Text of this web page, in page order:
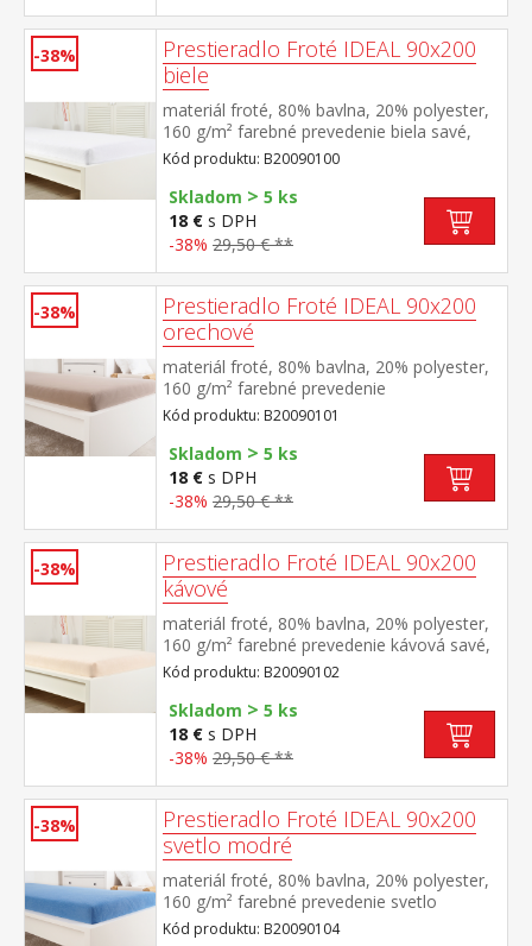
-38%
Prestieradlo Froté IDEAL 90x200
biele
materiál froté, 80% bavlna, 20% polyester,
160 g/m² farebné prevedenie biela savé,
odolné, stálofarebné, obšité gumou pre
matrace do výšky 25 cm prateľné do 40 °C
Kód produktu: B20090100
Skladom > 5 ks
18 € s DPH
-38% 29,50 € **
-38%
Prestieradlo Froté IDEAL 90x200
orechové
materiál froté, 80% bavlna, 20% polyester,
160 g/m² farebné prevedenie
orechová savé, odolné, stálofarebné,
obšité gumou pre matrace do výšky 25
cm prateľné do 40 °C
Kód produktu: B20090101
Skladom > 5 ks
18 € s DPH
-38% 29,50 € **
-38%
Prestieradlo Froté IDEAL 90x200
kávové
materiál froté, 80% bavlna, 20% polyester,
160 g/m² farebné prevedenie kávová savé,
odolné, stálofarebné, obšité gumou pre
matrace do výšky 25 cm prateľné do 40 °C
Kód produktu: B20090102
Skladom > 5 ks
18 € s DPH
-38% 29,50 € **
-38%
Prestieradlo Froté IDEAL 90x200
svetlo modré
materiál froté, 80% bavlna, 20% polyester,
160 g/m² farebné prevedenie svetlo
modrá savé, odolné, stálofarebné, obšité
Kód produktu: B20090104